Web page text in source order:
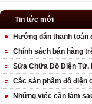
Tin tức mới
Hướng dẫn thanh toán
Chính sách bán hàng
Sửa Chữa Đồ Điện Tử,
Các sản phẩm đồ điện
Những việc cần làm